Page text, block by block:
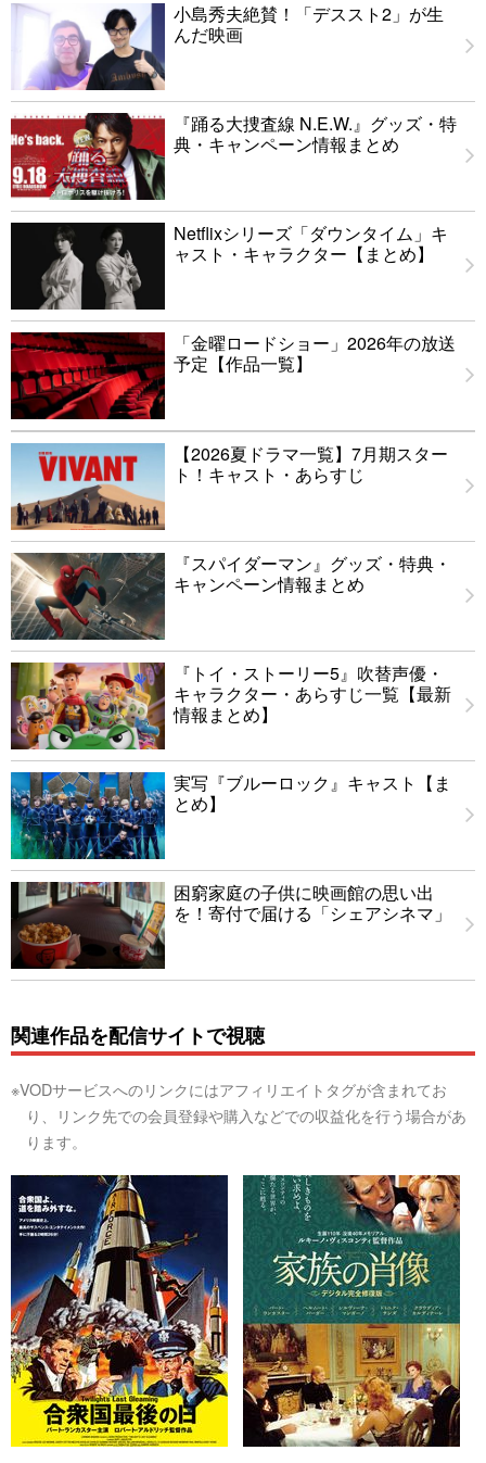
小島秀夫絶賛！「デススト2」が生
んだ映画
『踊る大捜査線 N.E.W.』グッズ・特
典・キャンペーン情報まとめ
Netflixシリーズ「ダウンタイム」キ
ャスト・キャラクター【まとめ】
「金曜ロードショー」2026年の放送
予定【作品一覧】
【2026夏ドラマ一覧】7月期スター
ト！キャスト・あらすじ
『スパイダーマン』グッズ・特典・
キャンペーン情報まとめ
『トイ・ストーリー5』吹替声優・
キャラクター・あらすじ一覧【最新
情報まとめ】
実写『ブルーロック』キャスト【ま
とめ】
困窮家庭の子供に映画館の思い出
を！寄付で届ける「シェアシネマ」
関連作品を配信サイトで視聴
※VODサービスへのリンクにはアフィリエイトタグが含まれてお
り、リンク先での会員登録や購入などでの収益化を行う場合があ
ります。